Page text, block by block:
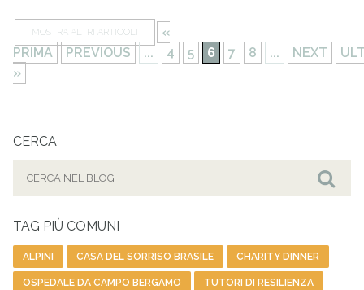
MOSTRA ALTRI ARTICOLI
«
PRIMA
PREVIOUS ... 4 5 6 7 8 ... NEXT
»
CERCA
TAG PIÙ COMUNI
ALPINI CASA DEL SORRISO BRASILE CHARITY DINNER
OSPEDALE DA CAMPO BERGAMO TUTORI DI RESILIENZA